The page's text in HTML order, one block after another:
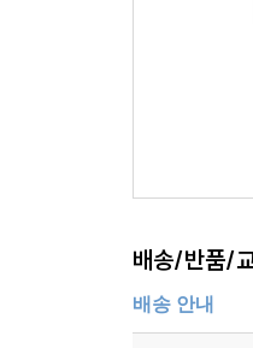
배송/반품/
배송 안내